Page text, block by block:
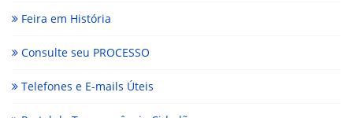
Feira em História
Consulte seu PROCESSO
Telefones e E-mails Úteis